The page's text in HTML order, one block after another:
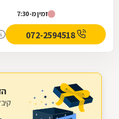
זמין מ-7:30
072-2594518